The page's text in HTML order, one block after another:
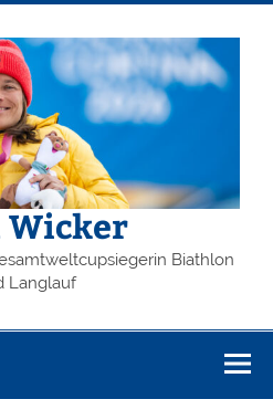
Wicker
Biathlon
Langlauf